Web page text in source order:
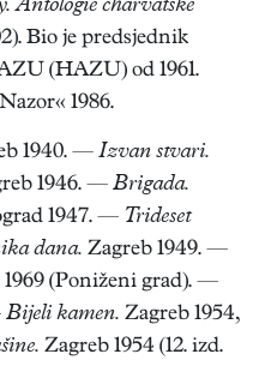
Antologie charvatske
Bio je predsjednik
(HAZU) od 1961.
1986.
1940. — Izvan stvari.
1946. — Brigada.
1947. — Trideset
dana. Zagreb 1949. —
1969 (Poniženi grad). —
Bijeli kamen. Zagreb 1954,
Zagreb 1954 (12. izd.